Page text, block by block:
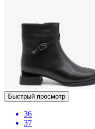
Быстрый просмотр
36
37